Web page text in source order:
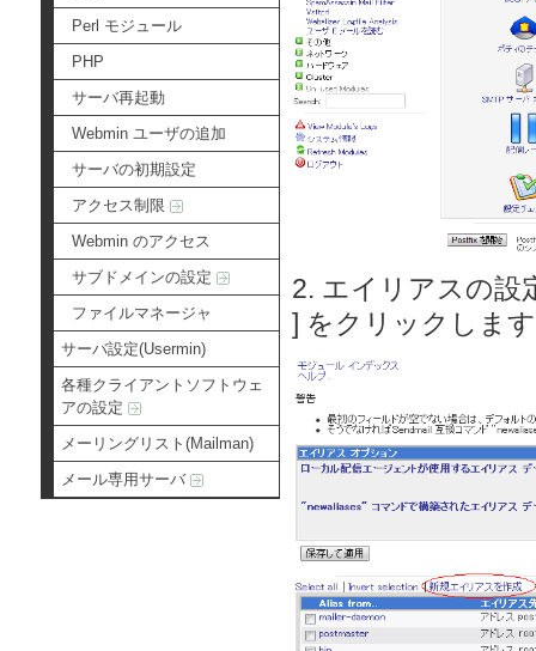
Perl モジュール
PHP
サーバ再起動
Webmin ユーザの追加
サーバの初期設定
アクセス制限
Webmin のアクセス
サブドメインの設定
ファイルマネージャ
サーバ設定(Usermin)
各種クライアントソフトウェ
アの設定
メーリングリスト(Mailman)
メール専用サーバ
2. エイリアスの設
] をクリックします